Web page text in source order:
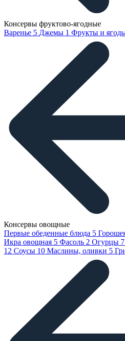
Консервы фруктово-ягодные
Варенье 5 Джемы 1 Фрукты и
Консервы овощные
Первые обеденные блюда 5
Икра овощная 5 Фасоль 2 Огурцы 7
12 Соусы 10 Маслины, оливки 5